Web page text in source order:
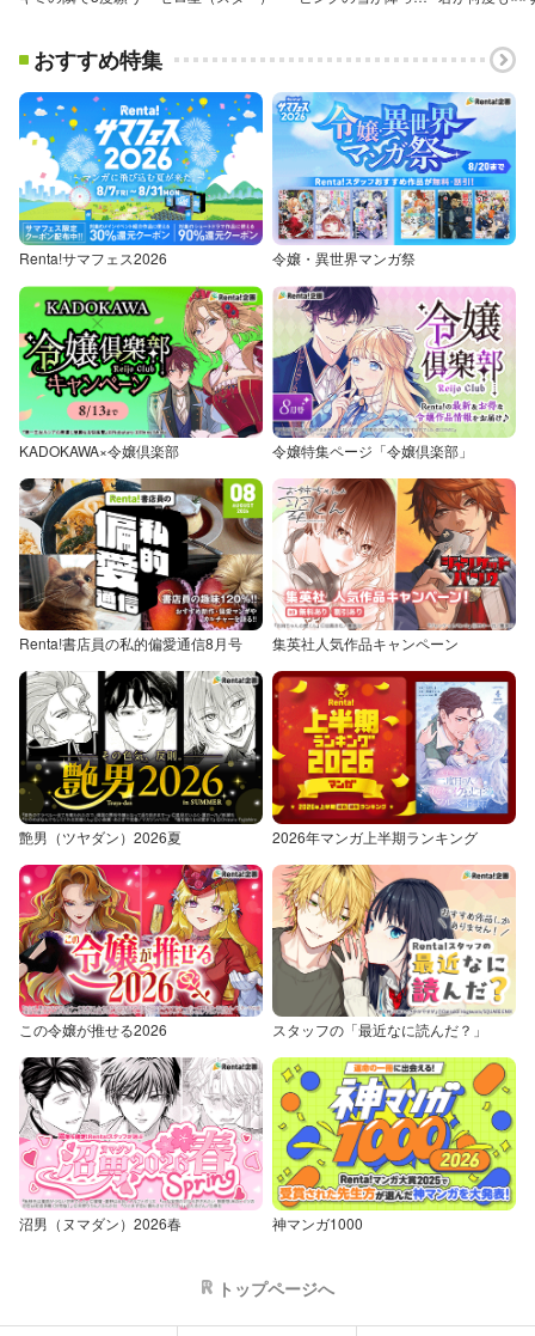
おすすめ特集
Renta!サマフェス2026 令嬢・異世界マンガ祭
KADOKAWA×令嬢倶楽部 令嬢特集ページ「令嬢倶楽部」
Renta!書店員の私的偏愛通信8月号 集英社人気作品キャンペーン
艶男（ツヤダン）2026夏 2026年マンガ上半期ランキング
この令嬢が推せる2026 スタッフの「最近なに読んだ？」
沼男（ヌマダン）2026春 神マンガ1000
トップページへ